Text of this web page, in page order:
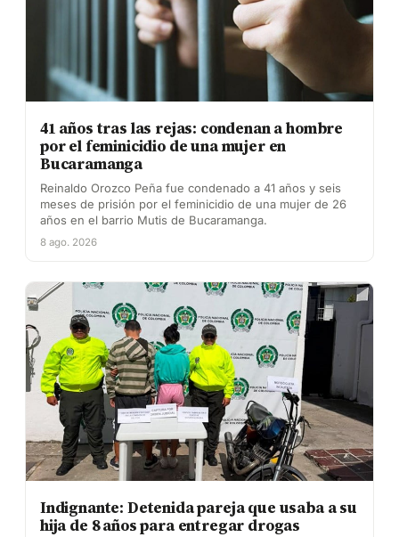
41 años tras las rejas: condenan a hombre
por el feminicidio de una mujer en
Bucaramanga
Reinaldo Orozco Peña fue condenado a 41 años y seis
meses de prisión por el feminicidio de una mujer de 26
años en el barrio Mutis de Bucaramanga.
8 ago. 2026
Indignante: Detenida pareja que usaba a su
hija de 8 años para entregar drogas